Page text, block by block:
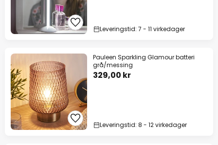
Leveringstid: 7 - 11 virkedager
Pauleen Sparkling Glamour batteri
grå/messing
329,00 kr
Leveringstid: 8 - 12 virkedager